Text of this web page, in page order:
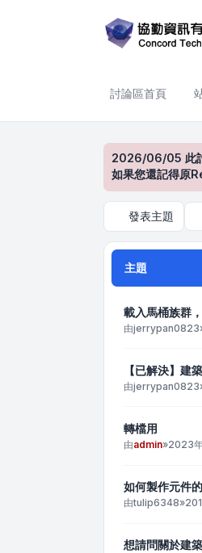
討論區首頁
2026/06/05 此
如果您還記得原
發表主題
主題
載入馬桶族群
由jerrypan0823
【已解決】建
由jerrypan0823
轉檔用
由admin»2023
如何製作元件
由tulip6348»
想請問關於建